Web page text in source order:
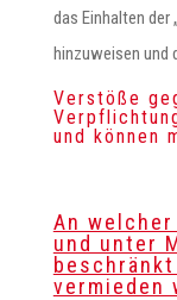
das Einhalten der
hinzuweisen und
Verstöße
und können
An
und unter
vermieden